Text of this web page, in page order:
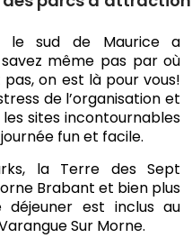
le sud de Maurice a
même pas par où
on est là pour vous!
de l’organisation et
sites incontournables
fun et facile.
la Terre des Sept
Brabant et bien plus
est inclus au
Sur Morne.